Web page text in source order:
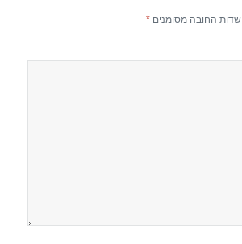
שדות החובה מסומנים*